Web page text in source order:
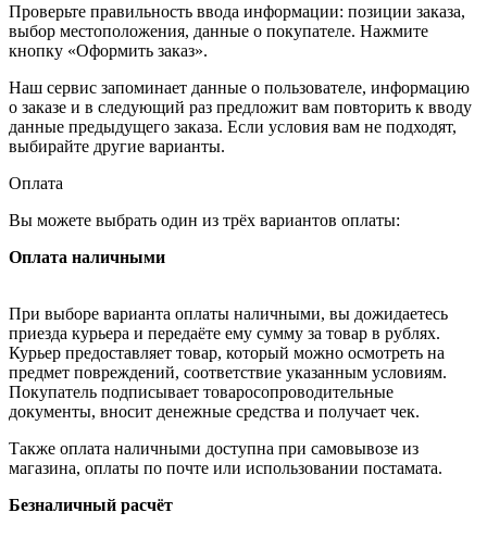
Проверьте правильность ввода информации: позиции заказа,
выбор местоположения, данные о покупателе. Нажмите
кнопку «Оформить заказ».
Наш сервис запоминает данные о пользователе, информацию
о заказе и в следующий раз предложит вам повторить к вводу
данные предыдущего заказа. Если условия вам не подходят,
выбирайте другие варианты.
Оплата
Вы можете выбрать один из трёх вариантов оплаты:
Оплата наличными
При выборе варианта оплаты наличными, вы дожидаетесь
приезда курьера и передаёте ему сумму за товар в рублях.
Курьер предоставляет товар, который можно осмотреть на
предмет повреждений, соответствие указанным условиям.
Покупатель подписывает товаросопроводительные
документы, вносит денежные средства и получает чек.
Также оплата наличными доступна при самовывозе из
магазина, оплаты по почте или использовании постамата.
Безналичный расчёт